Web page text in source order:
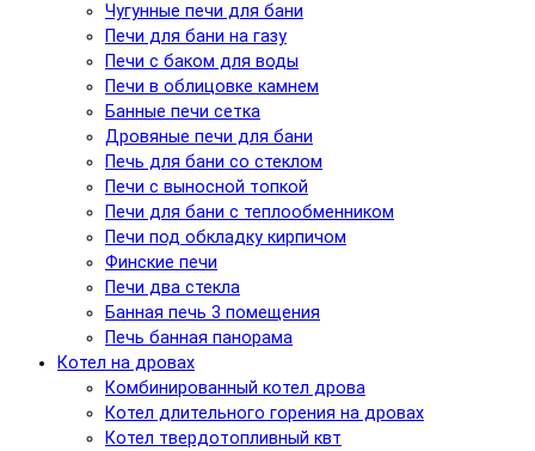
Чугунные печи для бани
Печи для бани на газу
Печи с баком для воды
Печи в облицовке камнем
Банные печи сетка
Дровяные печи для бани
Печь для бани со стеклом
Печи с выносной топкой
Печи для бани с теплообменником
Печи под обкладку кирпичом
Финские печи
Печи два стекла
Банная печь 3 помещения
Печь банная панорама
Котел на дровах
Комбинированный котел дрова
Котел длительного горения на дровах
Котел твердотопливный квт